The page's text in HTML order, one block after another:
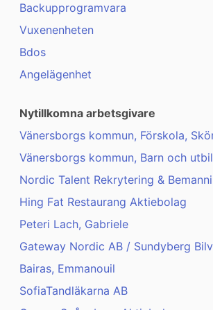
Backupprogramvara
Vuxenenheten
Bdos
Angelägenhet
Nytillkomna arbetsgivare
Vänersborgs kommun, Förskola,
Vänersborgs kommun, Barn och
Nordic Talent Rekrytering &
Hing Fat Restaurang Aktiebolag
Peteri Lach, Gabriele
Gateway Nordic AB / Sundyberg
Bairas, Emmanouil
SofiaTandläkarna AB